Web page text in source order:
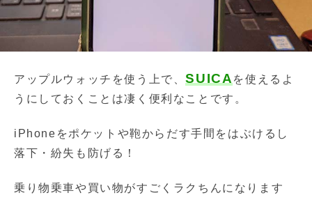
アップルウォッチを使う上で、SUICA を使えるよ
うにしておくことは凄く便利なことです。
iPhoneをポケットや鞄からだす手間をはぶけるし
落下・紛失も防げる！
乗り物乗車や買い物がすごくラクちんになります